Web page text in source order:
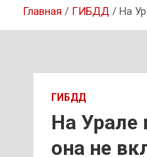
Главная ГИБДД На
ГИБДД
На Урале
она не